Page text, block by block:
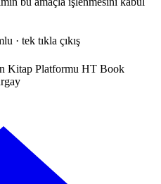
· tek tıkla çıkış
Kitap Platformu HT Book